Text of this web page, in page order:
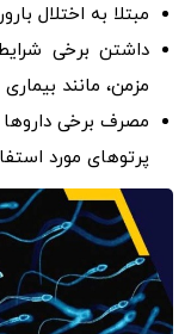
مبتلا به اختلال
داشتن برخی
مزمن، مانند
مصرف برخی داروها
پرتوهای مورد